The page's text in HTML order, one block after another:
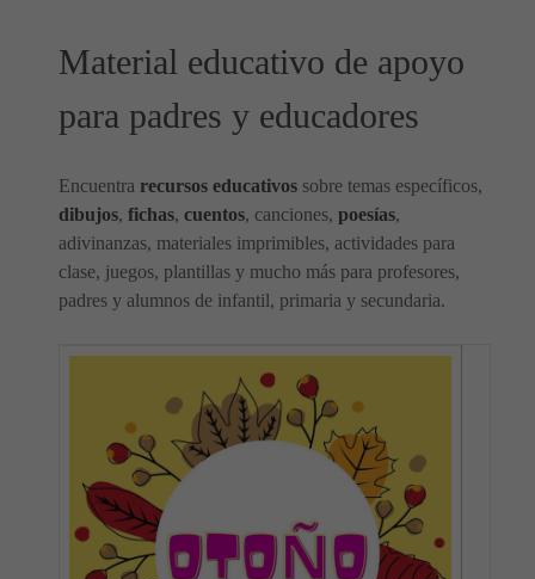
Material educativo de apoyo
para padres y educadores
Encuentra recursos educativos sobre temas específicos,
dibujos, fichas, cuentos, canciones, poesías,
adivinanzas, materiales imprimibles, actividades para
clase, juegos, plantillas y mucho más para profesores,
padres y alumnos de infantil, primaria y secundaria.